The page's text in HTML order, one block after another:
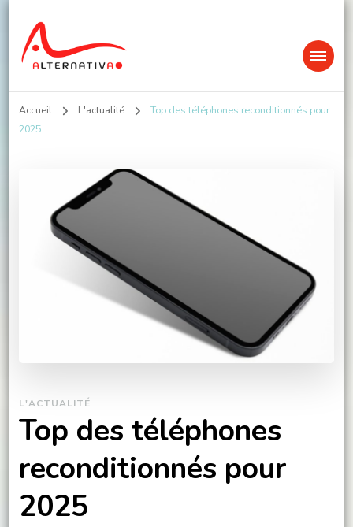
Alternativa
Accueil L'actualité
Top des téléphones reconditionnés pour
2025
L'ACTUALITÉ
Top des téléphones
reconditionnés pour
2025